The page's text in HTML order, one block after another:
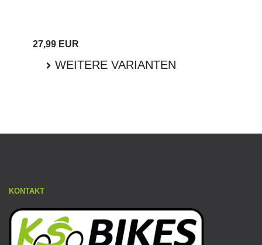
27,99 EUR
WEITERE VARIANTEN
KONTAKT